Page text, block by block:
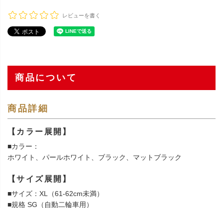
レビューを書く
商品について
商品詳細
【カラー展開】
■カラー：
ホワイト、パールホワイト、ブラック、マットブラック
【サイズ展開】
■サイズ：XL（61-62cm未満）
■規格 SG（自動二輪車用）